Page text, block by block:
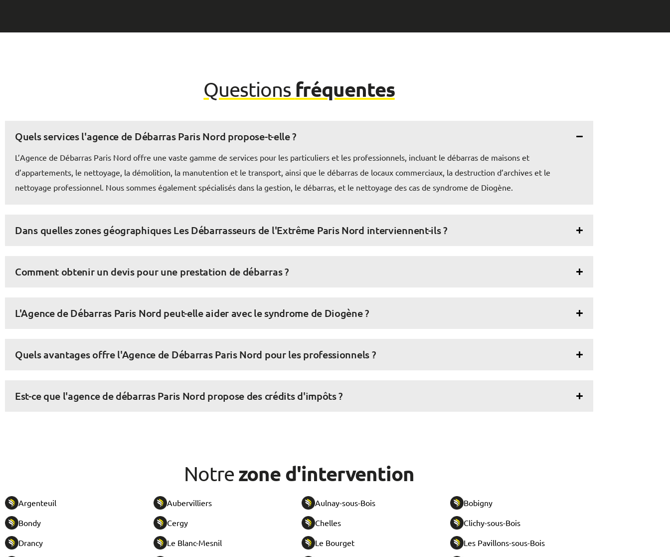
Questions fréquentes
Quels services l'agence de Débarras Paris Nord propose-t-elle ?
L’Agence de Débarras Paris Nord offre une vaste gamme de services pour les particuliers et les professionnels, incluant le débarras de maisons et
d’appartements, le nettoyage, la démolition, la manutention et le transport, ainsi que le débarras de locaux commerciaux, la destruction d’archives et le
nettoyage professionnel. Nous sommes également spécialisés dans la gestion, le débarras, et le nettoyage des cas de syndrome de Diogène.
Dans quelles zones géographiques Les Débarrasseurs de l'Extrême Paris Nord interviennent-ils ?
Comment obtenir un devis pour une prestation de débarras ?
L'Agence de Débarras Paris Nord peut-elle aider avec le syndrome de Diogène ?
Quels avantages offre l'Agence de Débarras Paris Nord pour les professionnels ?
Est-ce que l'agence de débarras Paris Nord propose des crédits d'impôts ?
Notrezone d'intervention
Argenteuil Aubervilliers Aulnay-sous-Bois
Bobigny
Bondy
Cergy Chelles
Clichy-sous-Bois
Drancy
Le Blanc-Mesnil Le Bourget Les Pavillons-sous-Bois